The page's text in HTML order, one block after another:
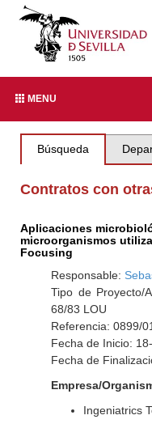
MENU
Búsqueda
Contratos con
Aplicaciones
microorganismos
Focusing
Responsable:
Tipo de Proyecto/
68/83 LOU
Referencia: 0899/
Fecha de Inicio:
Fecha de
Empresa/
Ingeniatrics